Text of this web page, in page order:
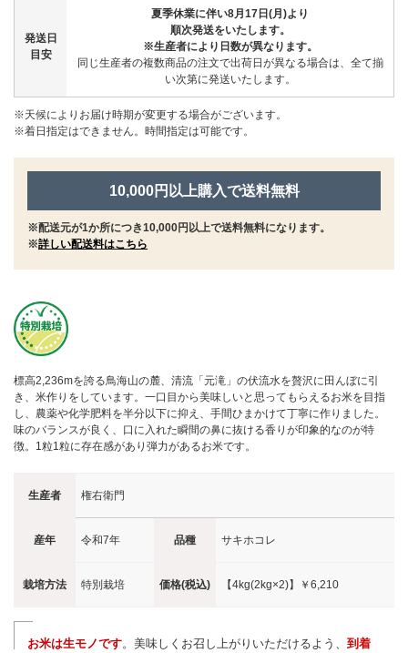
発送日
目安
夏季休業に伴い8月17日(月)より
順次発送をいたします。
※生産者により日数が異なります。
同じ生産者の複数商品の注文で出荷日が異なる場合は、全て揃
い次第に発送いたします。
※天候によりお届け時期が変更する場合がございます。
※着日指定はできません。時間指定は可能です。
10,000円以上購入で送料無料
※配送元が1か所につき10,000円以上で送料無料になります。
※詳しい配送料はこちら
標高2,236mを誇る鳥海山の麓、清流「元滝」の伏流水を贅沢に田んぼに引
き、米作りをしています。一口目から美味しいと思ってもらえるお米を目指
し、農薬や化学肥料を半分以下に抑え、手間ひまかけて丁寧に作りました。
味のバランスが良く、口に入れた瞬間の鼻に抜ける香りが印象的なのが特
徴。1粒1粒に存在感があり弾力があるお米です。
生産者 権右衛門
産年 令和7年 品種 サキホコレ
栽培方法 特別栽培 価格(税込) 【4kg(2kg×2)】 ￥6,210
お米は生モノです。美味しくお召し上がりいただけるよう、 到着